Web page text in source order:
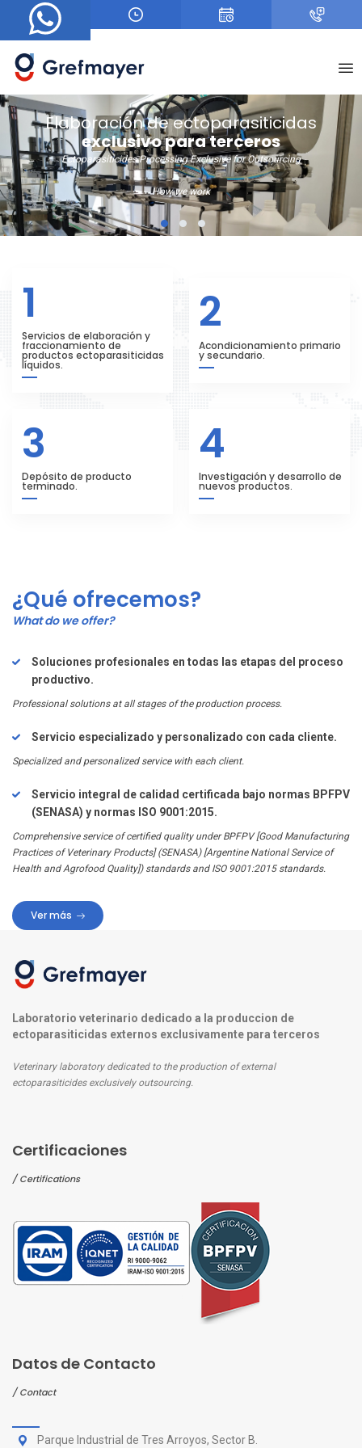
+
Elaboración de ectoparasiticidas
exclusivo para terceros
Ectoparasiticides Processing Exclusive for Outsourcing
How we work
Certificaciones
Certifications
Investigación y Desarrollo
Research and development
1 2 3
1
Servicios de elaboración y
fraccionamiento de
productos ectoparasiticidas
líquidos.
2
Acondicionamiento primario
y secundario.
3
Depósito de producto
terminado.
4
Investigación y desarrollo de
nuevos productos.
¿Qué ofrecemos?
What do we offer?
Soluciones profesionales en todas las etapas del proceso
productivo.
Professional solutions at all stages of the production process.
Servicio especializado y personalizado con cada cliente.
Specialized and personalized service with each client.
Servicio integral de calidad certificada bajo normas BPFPV
(SENASA) y normas ISO 9001:2015.
Comprehensive service of certified quality under BPFPV [Good Manufacturing
Practices of Veterinary Products] (SENASA) [Argentine National Service of
Health and Agrofood Quality]) standards and ISO 9001:2015 standards.
Ver más
Laboratorio veterinario dedicado a la produccion de
ectoparasiticidas externos exclusivamente para terceros
Veterinary laboratory dedicated to the production of external
ectoparasiticides exclusively outsourcing.
Certificaciones
/ Certifications
Datos de Contacto
/ Contact
Parque Industrial de Tres Arroyos, Sector B.